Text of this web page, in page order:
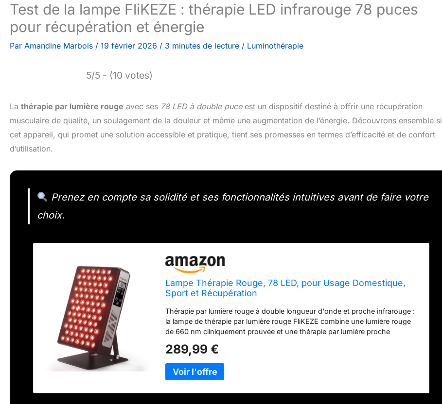
Test de la lampe FliKEZE : thérapie LED infrarouge 78 puces
pour récupération et énergie
Par Amandine Marbois / 19 février 2026 / 3 minutes de lecture / Luminothérapie
5/5 - (10 votes)
La thérapie par lumière rouge avec ses 78 LED à double puceest un dispositif destiné à offrir une récupération
musculaire de qualité, un soulagement de la douleur et même une augmentation de l’énergie. Découvrons ensemble si
cet appareil, qui promet une solution accessible et pratique, tient ses promesses en termes d’efficacité et de confort
d’utilisation.
Prenez en compte sa solidité et ses fonctionnalités intuitives avant de faire votre
choix.
Lampe Thérapie Rouge, 78 LED, pour Usage Domestique,
Sport et Récupération
Thérapie par lumière rouge à double longueur d'onde et proche infrarouge :
la lampe de thérapie par lumière rouge FliKEZE combine une lumière rouge
de 660 nm cliniquement prouvée et une thérapie par lumière proche
d'éclairage infrarouge de qualité médicale offre un soulagement ciblé de la
douleur et une récupération musculaire accélérée avec une synergie
optimale de longueur d'onde Sortie d'irradiance de qualité médicale de 122
mW/cm² – Doté de 78 LED à double puce de qualité supérieure, ce panneau
professionnel de thérapie par lumière rouge offre une puissante thérapie par
289,99 €